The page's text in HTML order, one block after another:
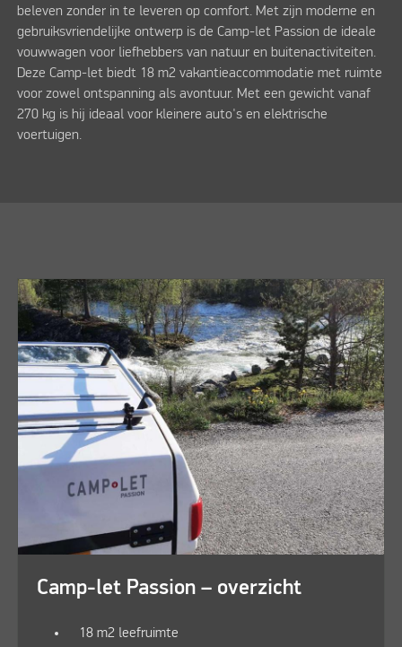
beleven zonder in te leveren op comfort. Met zijn moderne en
gebruiksvriendelijke ontwerp is de Camp-let Passion de ideale
vouwwagen voor liefhebbers van natuur en buitenactiviteiten.
Deze Camp-let biedt 18 m2 vakantieaccommodatie met ruimte
voor zowel ontspanning als avontuur. Met een gewicht vanaf
270 kg is hij ideaal voor kleinere auto's en elektrische
voertuigen.
Camp-let Passion – overzicht
18 m2 leefruimte